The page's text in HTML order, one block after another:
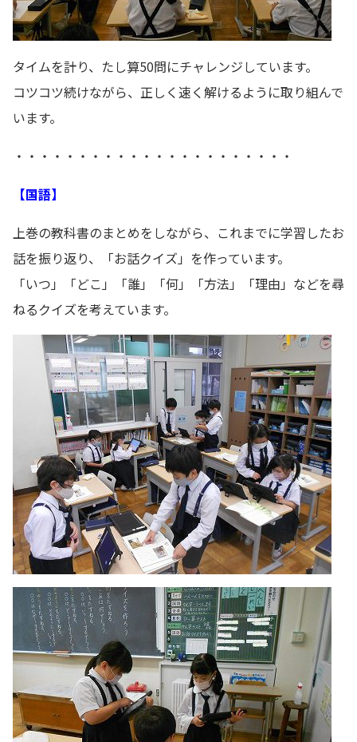
タイムを計り、たし算50問にチャレンジしています。
コツコツ続けながら、正しく速く解けるように取り組んで
います。
・・・・・・・・・・・・・・・・・・・・・・
【国語】
上巻の教科書のまとめをしながら、これまでに学習したお
話を振り返り、「お話クイズ」を作っています。
「いつ」「どこ」「誰」「何」「方法」「理由」などを尋
ねるクイズを考えています。